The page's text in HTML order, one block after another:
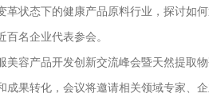
革状态下的健康产品原料行业，探讨如
名企业代表参会。
美容产品开发创新交流峰会暨天然提取
成果转化，会议将邀请相关领域专家、